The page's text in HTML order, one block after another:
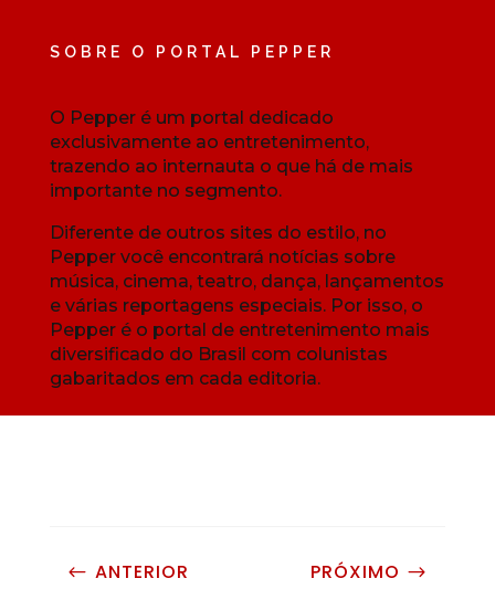
SOBRE O PORTAL PEPPER
O Pepper é um portal dedicado
exclusivamente ao entretenimento,
trazendo ao internauta o que há de mais
importante no segmento.
Diferente de outros sites do estilo, no
Pepper você encontrará notícias sobre
música, cinema, teatro, dança, lançamentos
e várias reportagens especiais. Por isso, o
Pepper é o portal de entretenimento mais
diversificado do Brasil com colunistas
gabaritados em cada editoria.
# ANTERIOR PRÓXIMO $